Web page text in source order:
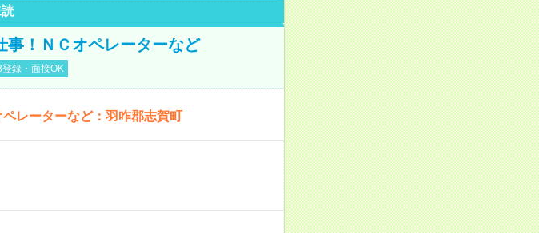
！ＮＣオペレーターなど
登録・面接OK
レーターなど：羽咋郡志賀町